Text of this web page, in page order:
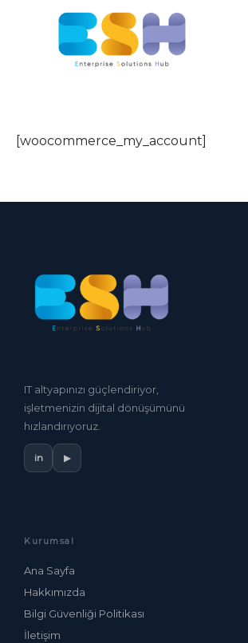
[woocommerce_my_account]
IT altyapınızı güçlendiriyor,
işletmenizin dijital dönüşümünü
hızlandırıyoruz.
in ▶
Kurumsal
Ana Sayfa
Hakkımızda
Bilgi Güvenliği Politikası
İletişim